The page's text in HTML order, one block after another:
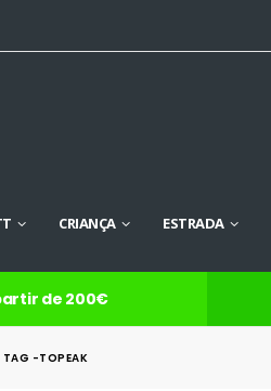
CRIANÇA ESTRADA
de 200€
TAG -TOPEAK